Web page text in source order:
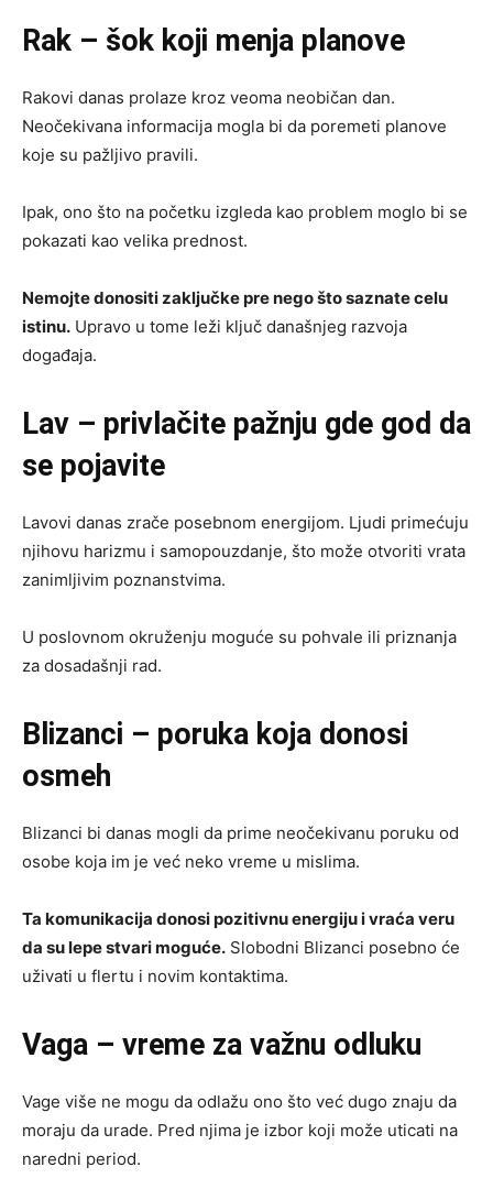
Rak – šok koji menja planove
Rakovi danas prolaze kroz veoma neobičan dan.
Neočekivana informacija mogla bi da poremeti planove
koje su pažljivo pravili.
Ipak, ono što na početku izgleda kao problem moglo bi se
pokazati kao velika prednost.
Nemojte donositi zaključke pre nego što saznate celu
istinu. Upravo u tome leži ključ današnjeg razvoja
događaja.
Lav – privlačite pažnju gde god da
se pojavite
Lavovi danas zrače posebnom energijom. Ljudi primećuju
njihovu harizmu i samopouzdanje, što može otvoriti vrata
zanimljivim poznanstvima.
U poslovnom okruženju moguće su pohvale ili priznanja
za dosadašnji rad.
Blizanci – poruka koja donosi
osmeh
Blizanci bi danas mogli da prime neočekivanu poruku od
osobe koja im je već neko vreme u mislima.
Ta komunikacija donosi pozitivnu energiju i vraća veru
da su lepe stvari moguće. Slobodni Blizanci posebno će
uživati u flertu i novim kontaktima.
Vaga – vreme za važnu odluku
Vage više ne mogu da odlažu ono što već dugo znaju da
moraju da urade. Pred njima je izbor koji može uticati na
naredni period.